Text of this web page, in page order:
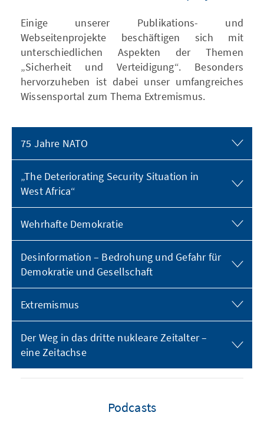
Einige unserer Publikations- und
Webseitenprojekte beschäftigen sich mit
unterschiedlichen Aspekten der Themen
„Sicherheit und Verteidigung“. Besonders
hervorzuheben ist dabei unser umfangreiches
Wissensportal zum Thema Extremismus.
75 Jahre NATO
„The Deteriorating Security Situation in
West Africa“
Wehrhafte Demokratie
Desinformation – Bedrohung und Gefahr für
Demokratie und Gesellschaft
Extremismus
Der Weg in das dritte nukleare Zeitalter –
eine Zeitachse
Podcasts